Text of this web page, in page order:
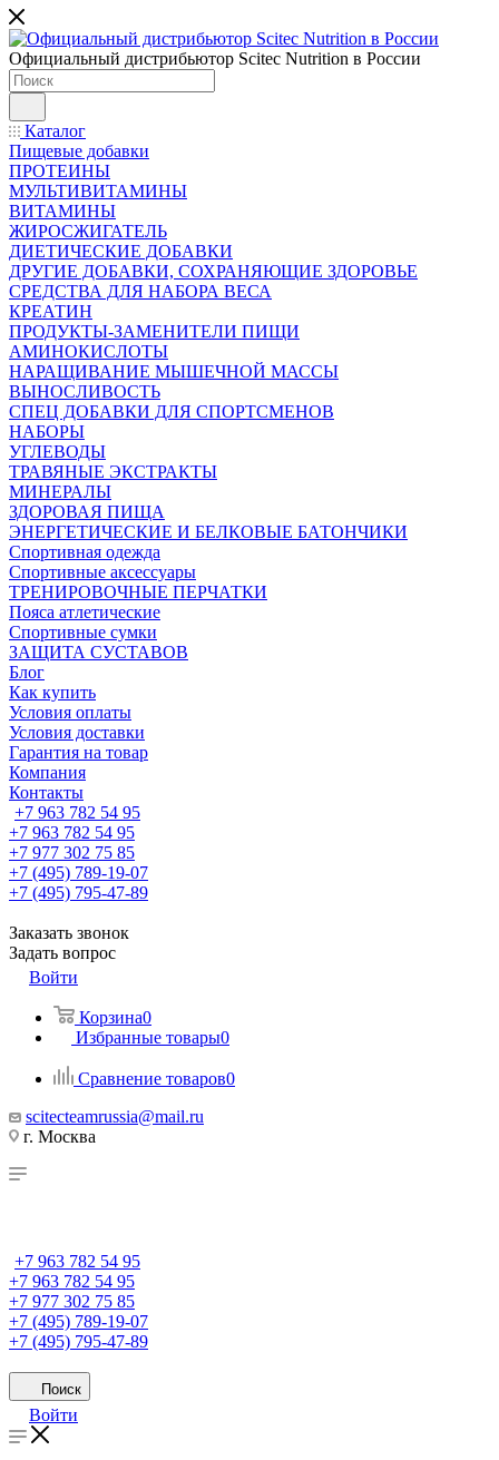
Официальный дистрибьютор Scitec Nutrition в России
Каталог
Пищевые добавки
ПРОТЕИНЫ
МУЛЬТИВИТАМИНЫ
ВИТАМИНЫ
ЖИРОСЖИГАТЕЛЬ
ДИЕТИЧЕСКИЕ ДОБАВКИ
ДРУГИЕ ДОБАВКИ, СОХРАНЯЮЩИЕ ЗДОРОВЬЕ
СРЕДСТВА ДЛЯ НАБОРА ВЕСА
КРЕАТИН
ПРОДУКТЫ-ЗАМЕНИТЕЛИ ПИЩИ
АМИНОКИСЛОТЫ
НАРАЩИВАНИЕ МЫШЕЧНОЙ МАССЫ
ВЫНОСЛИВОСТЬ
СПЕЦ ДОБАВКИ ДЛЯ СПОРТСМЕНОВ
НАБОРЫ
УГЛЕВОДЫ
ТРАВЯНЫЕ ЭКСТРАКТЫ
МИНЕРАЛЫ
ЗДОРОВАЯ ПИЩА
ЭНЕРГЕТИЧЕСКИЕ И БЕЛКОВЫЕ БАТОНЧИКИ
Спортивная одежда
Спортивные аксессуары
ТРЕНИРОВОЧНЫЕ ПЕРЧАТКИ
Пояса атлетические
Спортивные сумки
ЗАЩИТА СУСТАВОВ
Блог
Как купить
Условия оплаты
Условия доставки
Гарантия на товар
Компания
Контакты
+7 963 782 54 95
+7 963 782 54 95
+7 977 302 75 85
+7 (495) 789-19-07
+7 (495) 795-47-89
Заказать звонок
Задать вопрос
Войти
Корзина0
Избранные товары0
Сравнение товаров0
scitecteamrussia@mail.ru
г. Москва
+7 963 782 54 95
+7 963 782 54 95
+7 977 302 75 85
+7 (495) 789-19-07
+7 (495) 795-47-89
Поиск
Войти